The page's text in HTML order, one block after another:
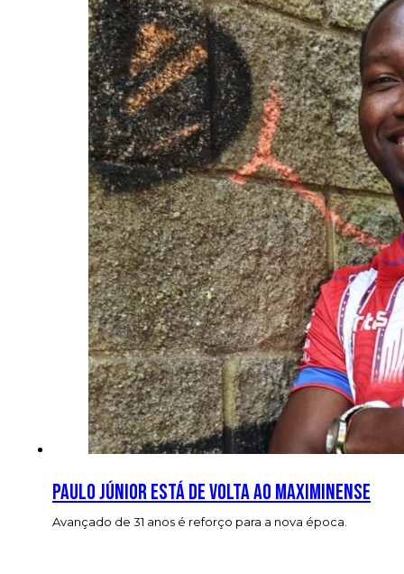
Paulo Júnior está de volta ao Maximinense
Avançado de 31 anos é reforço para a nova época.